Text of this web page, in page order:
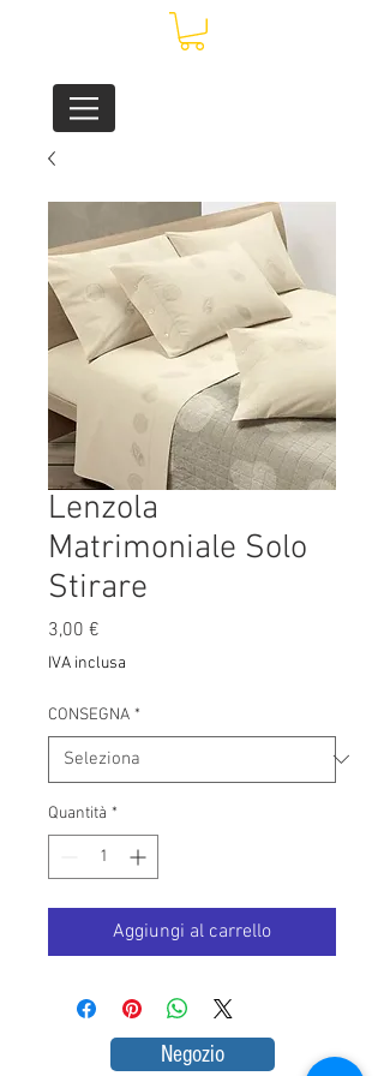
Lenzola
Matrimoniale Solo
Stirare
3,00 €
IVA inclusa
CONSEGNA *
Quantità *
Aggiungi al carrello
Negozio